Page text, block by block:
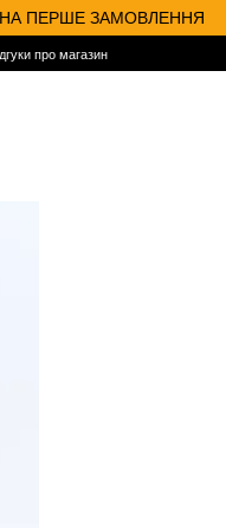
НА ПЕРШЕ ЗАМОВЛЕННЯ
про магазин